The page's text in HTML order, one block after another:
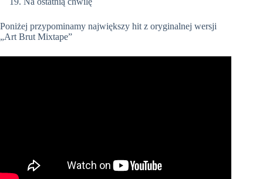
Poniżej przypominamy największy hit z oryginalnej wersji
„Art Brut Mixtape”